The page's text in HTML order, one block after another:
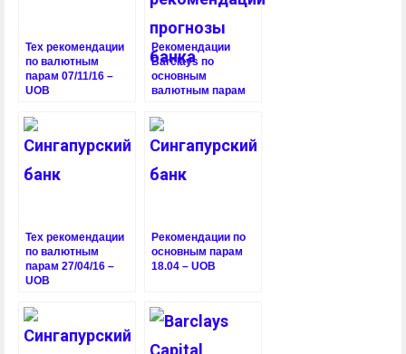
Тех рекомендации
по валютным
парам 07/11/16 –
UOB
Рекомендации
Barclays по
основным
валютным парам
Тех рекомендации
по валютным
парам 27/04/16 –
UOB
Рекомендации по
основным парам
18.04 – UOB